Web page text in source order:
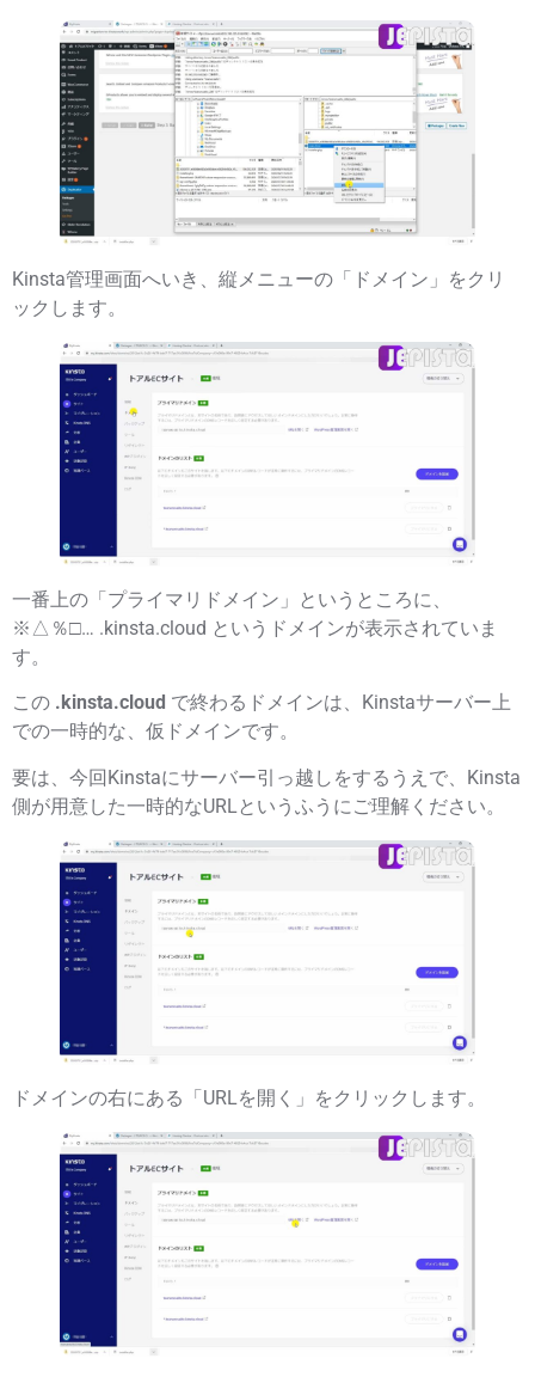
Kinsta管理画面へいき、縦メニューの「 ドメイン 」をクリ
ックします。
一番上の「プライマリドメイン」というところに、
※△％□… .kinsta.cloud というドメインが表示されていま
す。
この .kinsta.cloud で終わるドメインは、Kinstaサーバー上
での一時的な、仮ドメインです。
要は、 今回Kinstaにサーバー引っ越しをするうえで、Kinsta
側が用意した一時的なURL というふうにご理解ください。
ドメインの右にある「URLを開く 」をクリックします。